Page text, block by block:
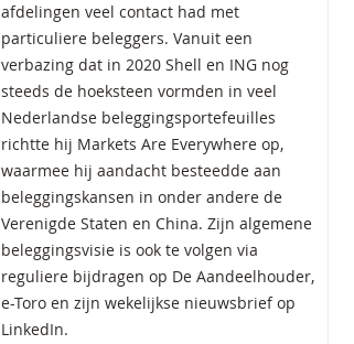
afdelingen veel contact had met
particuliere beleggers. Vanuit een
verbazing dat in 2020 Shell en ING nog
steeds de hoeksteen vormden in veel
Nederlandse beleggingsportefeuilles
richtte hij Markets Are Everywhere op,
waarmee hij aandacht besteedde aan
beleggingskansen in onder andere de
Verenigde Staten en China. Zijn algemene
beleggingsvisie is ook te volgen via
reguliere bijdragen op De Aandeelhouder,
e-Toro en zijn wekelijkse nieuwsbrief op
LinkedIn.